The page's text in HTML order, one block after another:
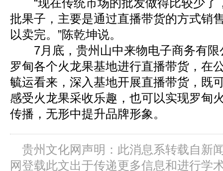
“现在传统市场的批发做得比较少了
批果子，主要是通过直播带货的方式销
以卖完。”陈乾坤说。
7月底，贵州山中来物电子商务有限
罗甸各个火龙果基地进行直播带货，在
毓运看来，深入基地开展直播带货，既
感受火龙果采收乐趣，也可以实现罗甸
传播，无形中提升品牌形象。
贵州文化网声明：此消息系转载自新
网登载此文出于传递更多信息和进行学